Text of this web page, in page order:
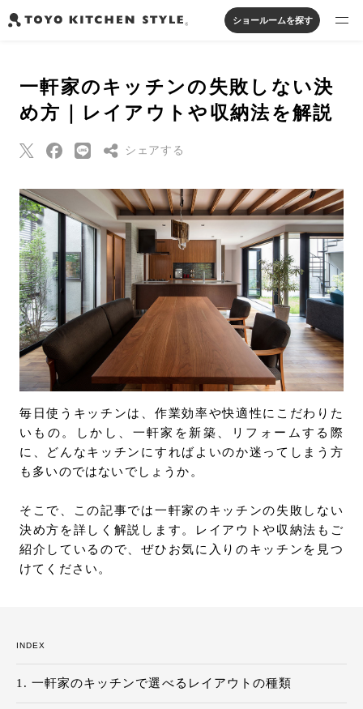
オープンキッチン アイランドキッチン
ペニンシュラキッチン 壁付けキッチン 対面キッチン
セパレートキッチン 並列型キッチン
システムキッチン
家具・照明・タイル
バス・洗面
実例から探す
ジャーナルを読む
オンラインストア
お知らせ
カタログを見る
よくあるご質問
お問い合わせ
LANGUAGE : JP
EN CN
ショールームを探す
一軒家のキッチンの失敗しない決
め方｜レイアウトや収納法を解説
シェアする
Threads
Pinterest
はてなブックマー
ク
Eメールで送信
URLをコピー
毎日使うキッチンは、作業効率や快適性にこだわりた
いもの。しかし、一軒家を新築、リフォームする際
に、どんなキッチンにすればよいのか迷ってしまう方
も多いのではないでしょうか。
そこで、この記事では一軒家のキッチンの失敗しない
決め方を詳しく解説します。レイアウトや収納法もご
紹介しているので、ぜひお気に入りのキッチンを見つ
けてください。
INDEX
一軒家のキッチンで選べるレイアウトの種類